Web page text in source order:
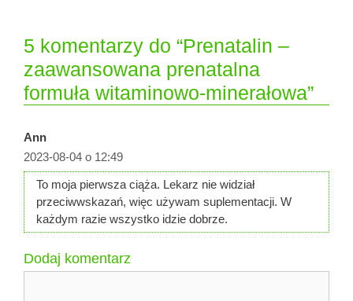
5 komentarzy do “Prenatalin –
zaawansowana prenatalna
formuła witaminowo-minerałowa”
Ann
2023-08-04 o 12:49
To moja pierwsza ciąża. Lekarz nie widział
przeciwwskazań, więc używam suplementacji. W
każdym razie wszystko idzie dobrze.
Dodaj komentarz